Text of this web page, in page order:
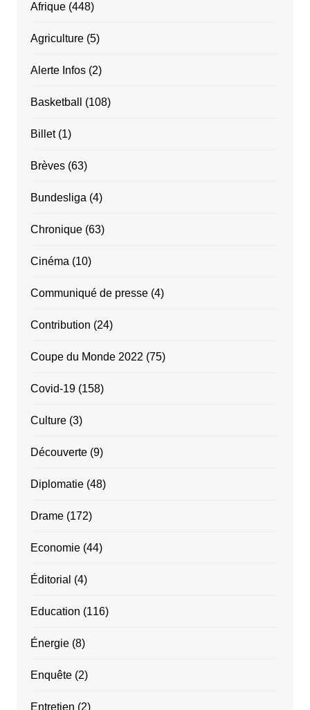
Afrique(448)
Agriculture(5)
Alerte Infos(2)
Basketball (108)
Billet(1)
Brèves(63)
Bundesliga (4)
Chronique(63)
Cinéma (10)
Communiqué de presse(4)
Contribution (24)
Coupe du Monde 2022 (75)
Covid-19(158)
Culture(3)
Découverte(9)
Diplomatie(48)
Drame(172)
Economie(44)
Éditorial (4)
Education (116)
Énergie(8)
Enquête(2)
Entretien (2)